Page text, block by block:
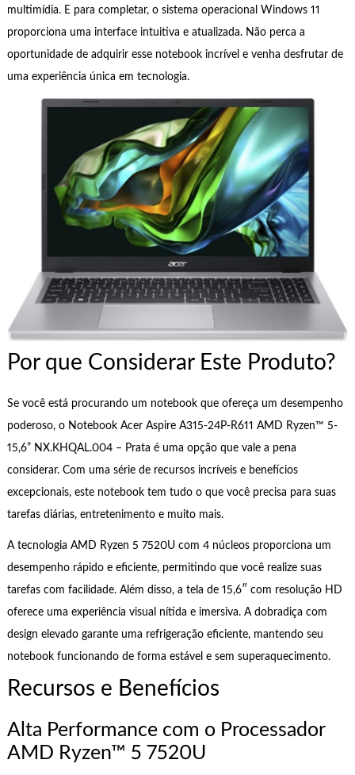
multimídia. E para completar, o sistema operacional Windows 11
proporciona uma interface intuitiva e atualizada. Não perca a
oportunidade de adquirir esse notebook incrível e venha desfrutar de
uma experiência única em tecnologia.
Por que Considerar Este Produto?
Se você está procurando um notebook que ofereça um desempenho
poderoso, o Notebook Acer Aspire A315-24P-R611 AMD Ryzen™ 5-
15,6” NX.KHQAL.004 – Prata é uma opção que vale a pena
considerar. Com uma série de recursos incríveis e benefícios
excepcionais, este notebook tem tudo o que você precisa para suas
tarefas diárias, entretenimento e muito mais.
A tecnologia AMD Ryzen 5 7520U com 4 núcleos proporciona um
desempenho rápido e eficiente, permitindo que você realize suas
tarefas com facilidade. Além disso, a tela de 15,6″ com resolução HD
oferece uma experiência visual nítida e imersiva. A dobradiça com
design elevado garante uma refrigeração eficiente, mantendo seu
notebook funcionando de forma estável e sem superaquecimento.
Recursos e Benefícios
Alta Performance com o Processador
AMD Ryzen™ 5 7520U